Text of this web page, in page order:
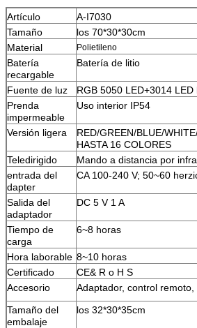
Artículo
A-I7030
Tamaño
los 70*30*30cm
Material
Polietileno
Batería
recargable
Batería de litio
Fuente de luz
RGB 5050 LED+3014 LED
Prenda
impermeable
Uso interior IP54
Versión ligera
RED/GREEN/BLUE/
HASTA 16 COLORES
Teledirigido
Mando a distancia por
entrada del
dapter
CA 100-240 V; 50~60
Salida del
adaptador
DC 5 V 1 A
Tiempo de
carga
6~8 horas
Hora laborable 8~10 horas
Certificado
CE& R o H S
Accesorio
Adaptador, control
Tamaño del
embalaje
los 32*30*35cm